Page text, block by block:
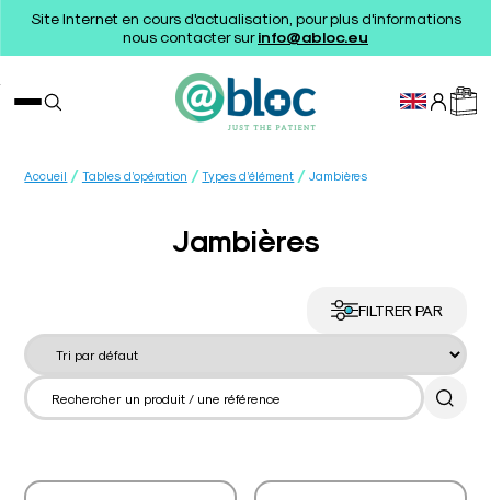
Site Internet en cours d'actualisation, pour plus d'informations
nous contacter surinfo@abloc.eu
Accueil / Tables d’opération / Types d’élément / Jambières
Jambières
FILTRER PAR